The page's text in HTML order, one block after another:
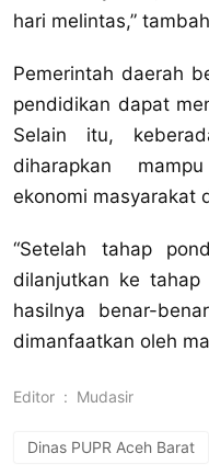
hari melintas,”
‎Pemerintah daerah
pendidikan dapat
Selain itu,
diharapkan
ekonomi masyarakat
‎“Setelah tahap
dilanjutkan ke tahap
hasilnya benar-
dimanfaatkan oleh
Editor : Mudasir
Dinas PUPR Aceh Barat